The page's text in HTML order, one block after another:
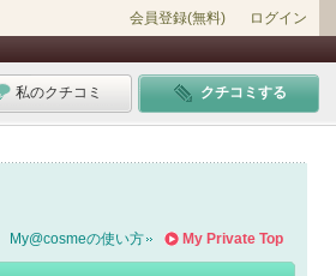
会員登録(無料) ログイン
私のクチコミ クチコミする
My Private Top
My@cosmeの使い方